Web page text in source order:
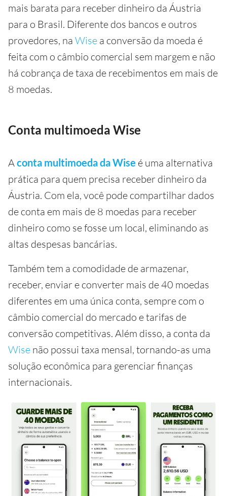
mais barata para receber dinheiro da Áustria
para o Brasil. Diferente dos bancos e outros
provedores, na Wise a conversão da moeda é
feita com o câmbio comercial sem margem e não
há cobrança de taxa de recebimentos em mais de
8 moedas.
Conta multimoeda Wise
Aconta multimoeda da Wise é uma alternativa
prática para quem precisa receber dinheiro da
Áustria. Com ela, você pode compartilhar dados
de conta em mais de 8 moedas para receber
dinheiro como se fosse um local, eliminando as
altas despesas bancárias.
Também tem a comodidade de armazenar,
receber, enviar e converter mais de 40 moedas
diferentes em uma única conta, sempre com o
câmbio comercial do mercado e tarifas de
conversão competitivas. Além disso, a conta da
Wise não possui taxa mensal, tornando-as uma
solução econômica para gerenciar finanças
internacionais.